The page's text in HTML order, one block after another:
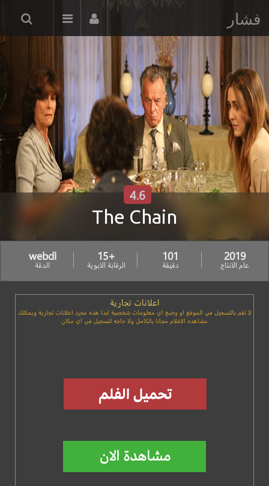
فشار
The Chain
4.6
2019
عام الانتاج
101
دقيقة
+15
الرقابة الابوية
webdl
الدقة
اعلانات تجارية
لا تقم بالتسجيل في الموقع او وضع اي معلومات شخصية ابدا هذه مجرد اعلانات تجارية ويمكنك
مشاهده الافلام مجانا بالكامل ولا حاجه لتسجيل في اي مكان